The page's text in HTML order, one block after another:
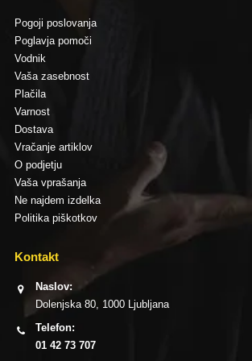
Pogoji poslovanja
Poglavja pomoči
Vodnik
Vaša zasebnost
Plačila
Varnost
Dostava
Vračanje artiklov
O podjetju
Vaša vprašanja
Ne najdem izdelka
Politika piškotkov
Kontakt
Naslov:
Dolenjska 80, 1000 Ljubljana
Telefon:
01 42 73 707